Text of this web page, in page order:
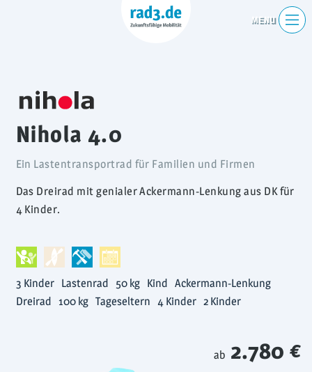
Nihola 4.0
Ein Lastentransportrad für Familien und Firmen
Das Dreirad mit genialer Ackermann-Lenkung aus DK für
4 Kinder.
3 Kinder Lastenrad 50 kg Kind Ackermann-Lenkung
Dreirad 100 kg Tageseltern 4 Kinder 2 Kinder
ab 2.780 €